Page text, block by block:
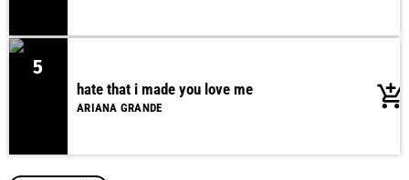
5
hate that i made you love me
ARIANA GRANDE add_shopping_cart